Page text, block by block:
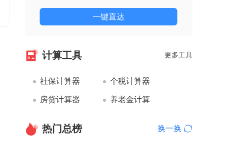
一键直达
计算工具 更多工具
社保计算器 个税计算器
房贷计算器 养老金计算
热门总榜 换一换